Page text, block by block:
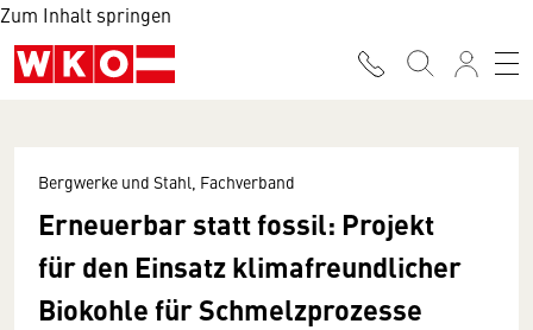
Zum Inhalt springen
Bergwerke und Stahl, Fachverband
Erneuerbar statt fossil: Projekt
für den Einsatz klimafreundlicher
Biokohle für Schmelzprozesse